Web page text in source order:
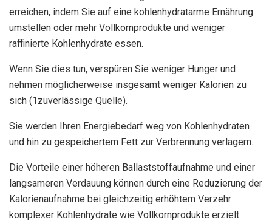
erreichen, indem Sie auf eine kohlenhydratarme Ernährung
umstellen oder mehr Vollkornprodukte und weniger
raffinierte Kohlenhydrate essen.
Wenn Sie dies tun, verspüren Sie weniger Hunger und
nehmen möglicherweise insgesamt weniger Kalorien zu
sich (1zuverlässige Quelle).
Sie werden Ihren Energiebedarf weg von Kohlenhydraten
und hin zu gespeichertem Fett zur Verbrennung verlagern.
Die Vorteile einer höheren Ballaststoffaufnahme und einer
langsameren Verdauung können durch eine Reduzierung der
Kalorienaufnahme bei gleichzeitig erhöhtem Verzehr
komplexer Kohlenhydrate wie Vollkornprodukte erzielt